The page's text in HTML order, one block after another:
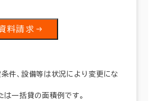
料請求
件、設備等は状況により変更にな
は一括貸の面積例です。